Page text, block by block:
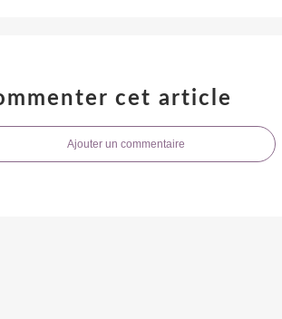
cet article
Ajouter un commentaire